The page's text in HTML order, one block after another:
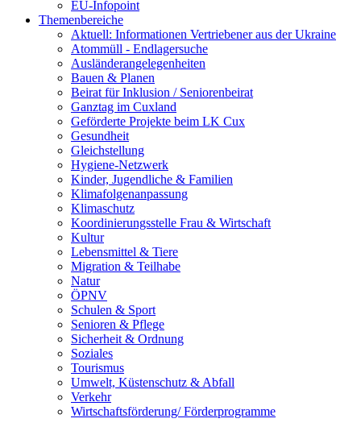
EU-Infopoint
Themenbereiche
Aktuell: Informationen Vertriebener aus der Ukraine
Atommüll - Endlagersuche
Ausländerangelegenheiten
Bauen & Planen
Beirat für Inklusion / Seniorenbeirat
Ganztag im Cuxland
Geförderte Projekte beim LK Cux
Gesundheit
Gleichstellung
Hygiene-Netzwerk
Kinder, Jugendliche & Familien
Klimafolgenanpassung
Klimaschutz
Koordinierungsstelle Frau & Wirtschaft
Kultur
Lebensmittel & Tiere
Migration & Teilhabe
Natur
ÖPNV
Schulen & Sport
Senioren & Pflege
Sicherheit & Ordnung
Soziales
Tourismus
Umwelt, Küstenschutz & Abfall
Verkehr
Wirtschaftsförderung/ Förderprogramme